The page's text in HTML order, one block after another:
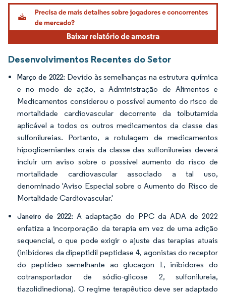
Imagem © Mordor Intelligence. O reuso requer atribuição conforme CC BY 4.0.
Desenvolvimentos Recentes do Setor
Março de 2022: Devido às semelhanças na estrutura química
e no modo de ação, a Administração de Alimentos e
Medicamentos considerou o possível aumento do risco de
mortalidade cardiovascular decorrente da tolbutamida
aplicável a todos os outros medicamentos da classe das
sulfonilureias. Portanto, a rotulagem de medicamentos
hipoglicemiantes orais da classe das sulfonilureias deverá
incluir um aviso sobre o possível aumento do risco de
mortalidade cardiovascular associado a tal uso,
denominado 'Aviso Especial sobre o Aumento do Risco de
Mortalidade Cardiovascular.'
Janeiro de 2022:A adaptação do PPC da ADA de 2022
enfatiza a incorporação da terapia em vez de uma adição
sequencial, o que pode exigir o ajuste das terapias atuais
(inibidores da dipeptidil peptidase 4, agonistas do receptor
do peptídeo semelhante ao glucagon 1, inibidores do
cotransportador de sódio-glicose 2, sulfonilureia,
tiazolidinediona). O regime terapêutico deve ser adaptado